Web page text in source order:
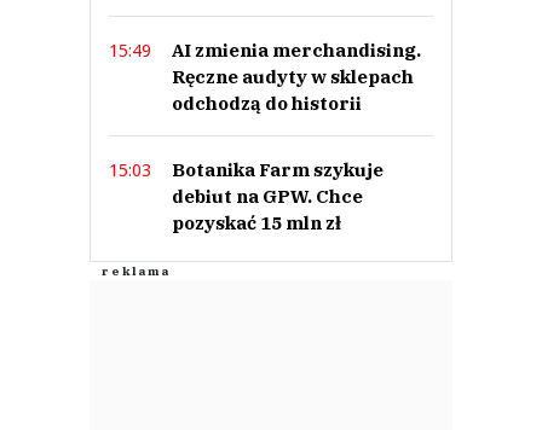
15:49
AI zmienia merchandising.
Ręczne audyty w sklepach
odchodzą do historii
15:03
Botanika Farm szykuje
debiut na GPW. Chce
pozyskać 15 mln zł